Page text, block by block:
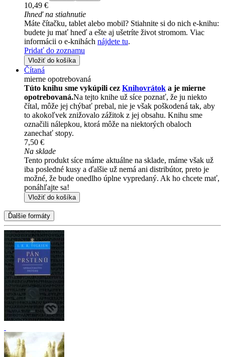
10,49 €
Ihneď na stiahnutie
Máte čítačku, tablet alebo mobil? Stiahnite si do nich e-knihu:
budete ju mať hneď a ešte aj ušetríte život stromom. Viac
informácii o e-knihách nájdete tu.
Pridať do zoznamu
Vložiť do košíka
Čítaná
mierne opotrebovaná
Túto knihu sme vykúpili cez Knihovrátok a je mierne
opotrebovaná.Na tejto knihe už síce poznať, že ju niekto
čítal, môže jej chýbať prebal, nie je však poškodená tak, aby
to akokoľvek znižovalo zážitok z jej obsahu. Knihu sme
označili nálepkou, ktorá môže na niektorých obaloch
zanechať stopy.
7,50 €
Na sklade
Tento produkt síce máme aktuálne na sklade, máme však už
iba posledné kusy a ďalšie už nemá ani distribútor, preto je
možné, že bude onedlho úplne vypredaný. Ak ho chcete mať,
ponáhľajte sa!
Vložiť do košíka
Ďalšie formáty